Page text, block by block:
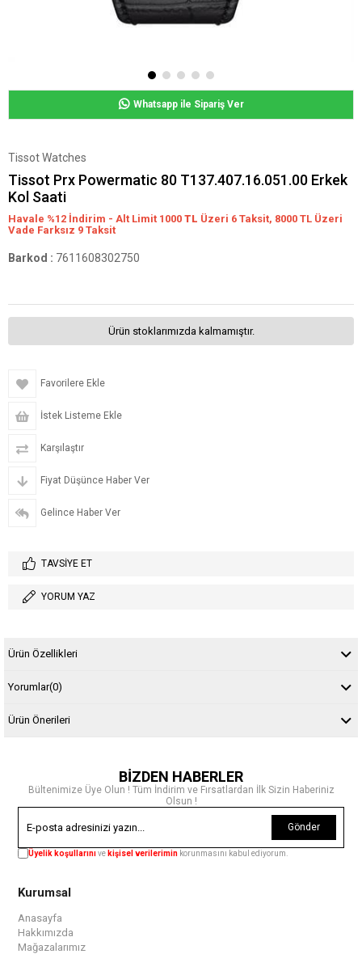
Whatsapp ile Sipariş Ver
Tissot Watches
Tissot Prx Powermatic 80 T137.407.16.051.00 Erkek
Kol Saati
Havale %12 İndirim - Alt Limit 1000 TL Üzeri 6 Taksit, 8000 TL Üzeri
Vade Farksız 9 Taksit
Barkod : 7611608302750
Ürün stoklarımızda kalmamıştır.
Favorilere Ekle
İstek Listeme Ekle
Karşılaştır
Fiyat Düşünce Haber Ver
Gelince Haber Ver
TAVSIYE ET
YORUM YAZ
Ürün Özellikleri
Yorumlar(0)
Ürün Önerileri
BİZDEN HABERLER
Bültenimize Üye Olun ! Tüm İndirim ve Fırsatlardan İlk Sizin Haberiniz
Olsun !
Gönder
Üyelik koşullarınıve kişisel verilerimin korunmasını kabul ediyorum.
Kurumsal
Anasayfa
Hakkımızda
Mağazalarımız